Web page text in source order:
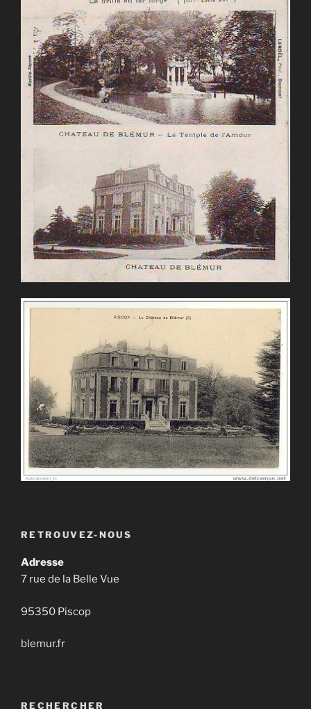
RETROUVEZ-NOUS
Adresse
7 rue de la Belle Vue
95350 Piscop
blemur.fr
RECHERCHER